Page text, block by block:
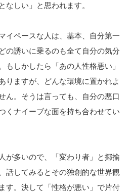
なしい」と思われます。
イペースな人は、基本、自分第一
の誘いに乗るのも全て自分の気分
もしかしたら「あの人性格悪い」
りますが、どんな環境に置かれよ
ん。そうは言っても、自分の悪口
くナイーブな面を持ち合わせてい
が多いので、「変わり者」と揶揄
話してみるとその独創的な世界観
す。決して「性格が悪い」で片付